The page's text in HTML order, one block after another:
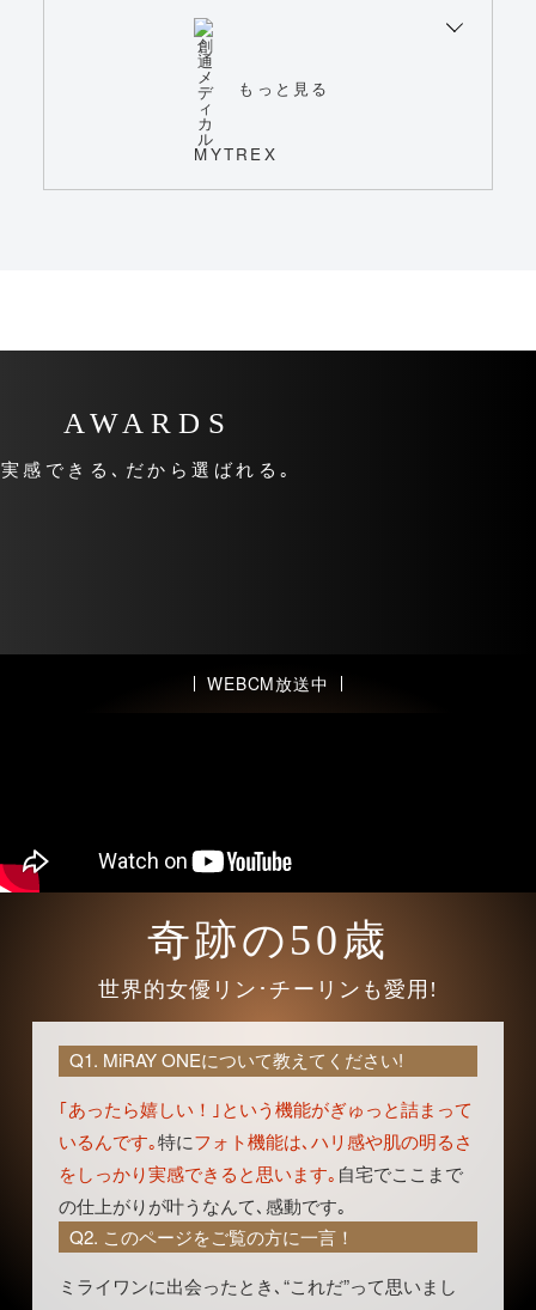
もっと見る
AWARDS
実感できる､ だから選ばれる｡
WEBCM放送中
奇跡の50歳
世界的女優リン･チーリンも愛用!
Q1. MiRAY ONEについて教えてください!
｢あったら嬉しい！｣という機能がぎゅっと詰まって
いるんです｡特にフォト機能は､ハリ感や肌の明るさ
をしっかり実感できると思います｡ 自宅でここまで
の仕上がりが叶うなんて､感動です｡
Q2. このページをご覧の方に一言！
ミライワンに出会ったとき､“これだ”って思いまし